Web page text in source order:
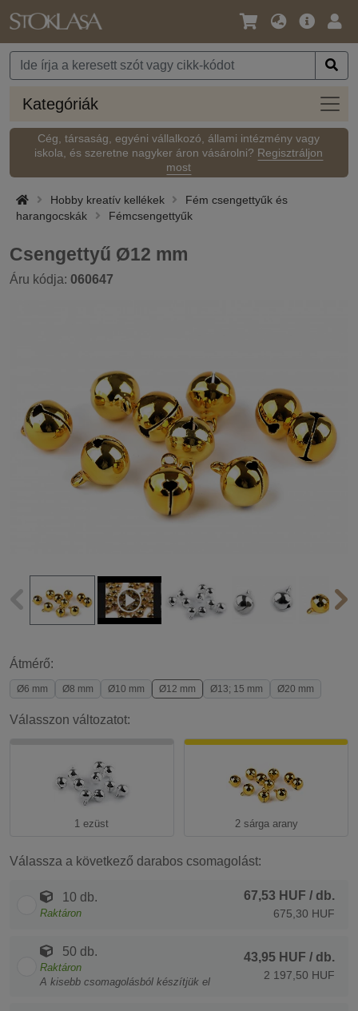
Nyelv
Pénznem
Fő
Kategóriák
Cég, társaság, egyéni vállalkozó, állami intézmény vagy
iskola, és szeretne nagyker áron vásárolni? Regisztráljon
most
Hobby kreatív kellékek
Fém csengettyűk és
harangocskák
Fémcsengettyűk
Csengettyű Ø12 mm
Áru kódja: 060647
Átmérő:
Ø6 mm Ø8 mm Ø10 mm Ø12 mm Ø13; 15 mm Ø20 mm
Válasszon változatot:
1 ezüst 2 sárga arany
Válassza a következő darabos csomagolást:
10 db.
Raktáron
67,53 HUF / db.
675,30 HUF
50 db.
Raktáron
A kisebb csomagolásból készítjük el
43,95 HUF / db.
2 197,50 HUF